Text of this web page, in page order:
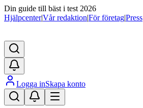
Din guide till bäst i test 2026
Hjälpcenter|Vår redaktion|För företag|Press
Logga inSkapa konto